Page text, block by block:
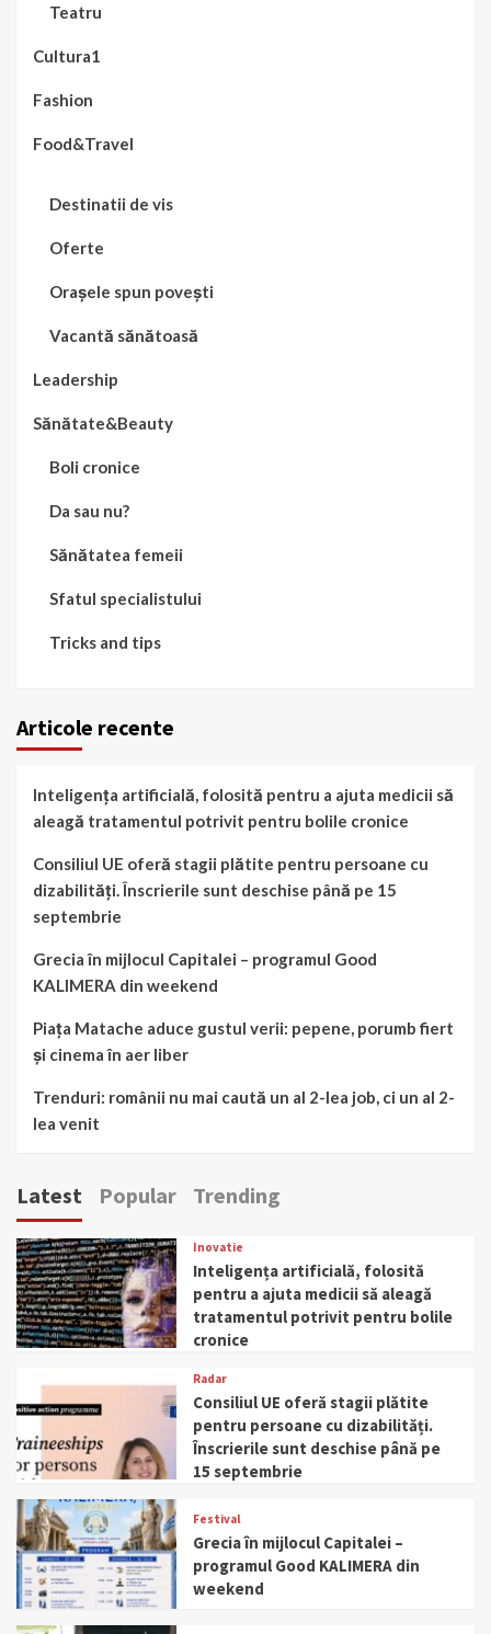
Teatru
Cultura1
Fashion
Food&Travel
Destinatii de vis
Oferte
Orașele spun povești
Vacantă sănătoasă
Leadership
Sănătate&Beauty
Boli cronice
Da sau nu?
Sănătatea femeii
Sfatul specialistului
Tricks and tips
Articole recente
Inteligența artificială, folosită pentru a ajuta medicii să
aleagă tratamentul potrivit pentru bolile cronice
Consiliul UE oferă stagii plătite pentru persoane cu
dizabilități. Înscrierile sunt deschise până pe 15
septembrie
Grecia în mijlocul Capitalei – programul Good
KALIMERA din weekend
Piața Matache aduce gustul verii: pepene, porumb fiert
și cinema în aer liber
Trenduri: românii nu mai caută un al 2-lea job, ci un al 2-
lea venit
Latest Popular Trending
Inovatie
Inteligența artificială, folosită
pentru a ajuta medicii să aleagă
tratamentul potrivit pentru bolile
cronice
Radar
Consiliul UE oferă stagii plătite
pentru persoane cu dizabilități.
Înscrierile sunt deschise până pe
15 septembrie
Festival
Grecia în mijlocul Capitalei –
programul Good KALIMERA din
weekend